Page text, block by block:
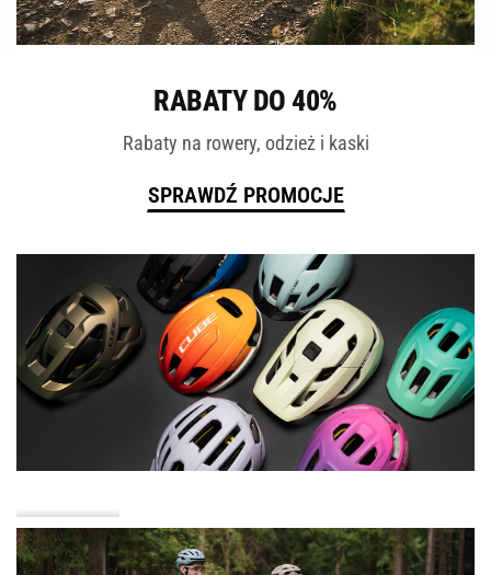
RABATY DO 40%
Rabaty na rowery, odzież i kaski
SPRAWDŹ PROMOCJE